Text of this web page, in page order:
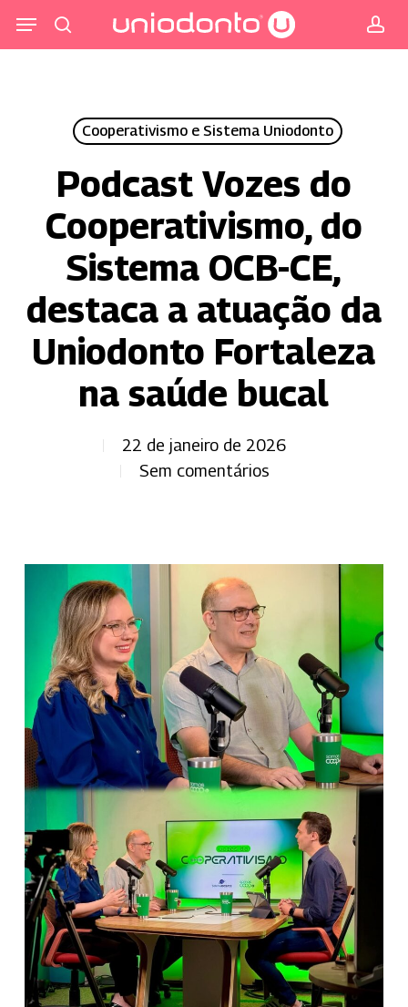
para
Menu
Cooperativismo e Sistema Uniodonto
Podcast Vozes do
Cooperativismo, do
Sistema OCB-CE,
destaca a atuação da
Uniodonto Fortaleza
na saúde bucal
22 de janeiro de 2026
Sem comentários